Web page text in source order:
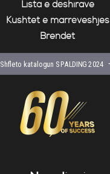
Lista e dëshirave
Kushtet e marrëveshjes
Brendet
Shfleto katalogun SPALDING 2024